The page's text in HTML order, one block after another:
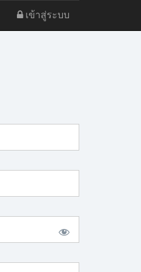
เข้าสู่ระบบ